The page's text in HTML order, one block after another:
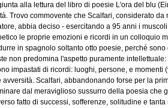
alla lettura del libro di poesie L'ora del blu
Trovo commovente che Scalfari, considerato
abbia deciso - esercitando a 95 anni i
le proprie emozioni e ricordi in un colloquio
in spagnolo soltanto otto poesie, perché
non predomina l'aspetto puramente
impastati di ricordi: luoghi, persone, e momenti
Scalfari, abbandonando forse per la
dal meraviglioso sussurro della poesia che
fatto di successi, sofferenze, solitudine e